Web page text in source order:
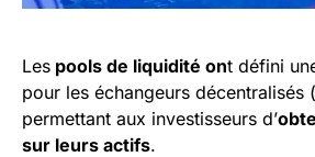
Les pools de liquidité ont défini
pour les échangeurs décentralisés (
permettant aux investisseurs d’
sur leurs actifs.